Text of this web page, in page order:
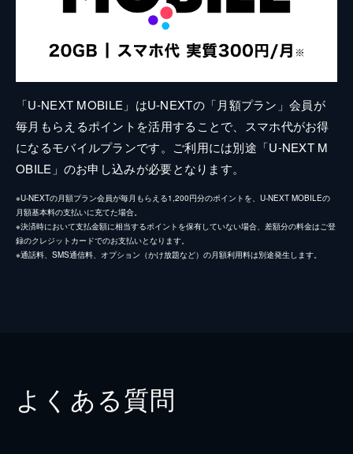
「U-NEXT MOBILE」はU-NEXTの「月額プラン」会員が
毎月もらえるポイントを活用することで、スマホ代がお得
になるモバイルプランです。ご利用には別途「U-NEXT M
OBILE」のお申し込みが必要となります。
※U-NEXTの月額プラン会員が毎月もらえる1,200円分のポイントを、U-NEXT MOBILEの
月額基本料の支払いに充てた場合。
※決済時において支払金額に相当するポイントを保有していない場合、差額分の料金はご登
録のクレジットカードでのお支払いとなります。
※通話料、SMS通信料、オプション（かけ放題など）の月額利用料は別途発生します。
よくある質問